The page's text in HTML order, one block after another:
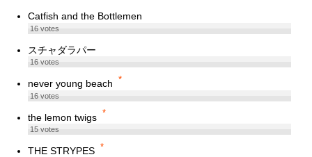
Catfish and the Bottlemen
16votes
スチャダラパー
16votes
never young beach *
16votes
the lemon twigs *
15votes
THE STRYPES *